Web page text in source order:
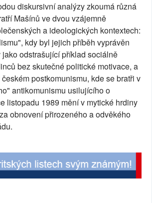
diskursivní analýzy zkoumá různá
Mašínů ve dvou vzájemně
a ideologických kontextech:
kdy byl jejich příběh vyprávěn
jako odstrašující příklad sociálně
bez skutečné politické motivace, a
postkomunismu, kde se bratři v
antikomunismu usilujícího o
listopadu 1989 mění v mytické hrdiny
obnovení přirozeného a odvěkého